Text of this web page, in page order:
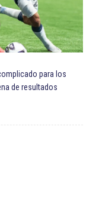
para los
de resultados